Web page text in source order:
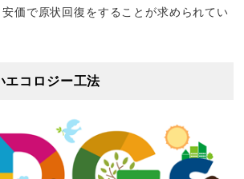
価で原状回復をすることが求められてい
エコロジー工法